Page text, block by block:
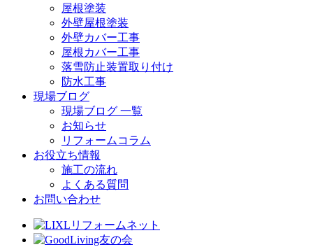
屋根塗装
外壁屋根塗装
外壁カバー工事
屋根カバー工事
落雪防止装置取り付け
防水工事
現場ブログ
現場ブログ 一覧
お知らせ
リフォームコラム
お役立ち情報
施工の流れ
よくある質問
お問い合わせ